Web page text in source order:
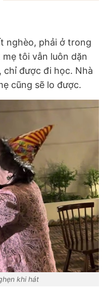
nghèo, phải ở trong
tôi vẫn luôn dặn
chỉ được đi học. Nhà
cũng sẽ lo được.
khi hát